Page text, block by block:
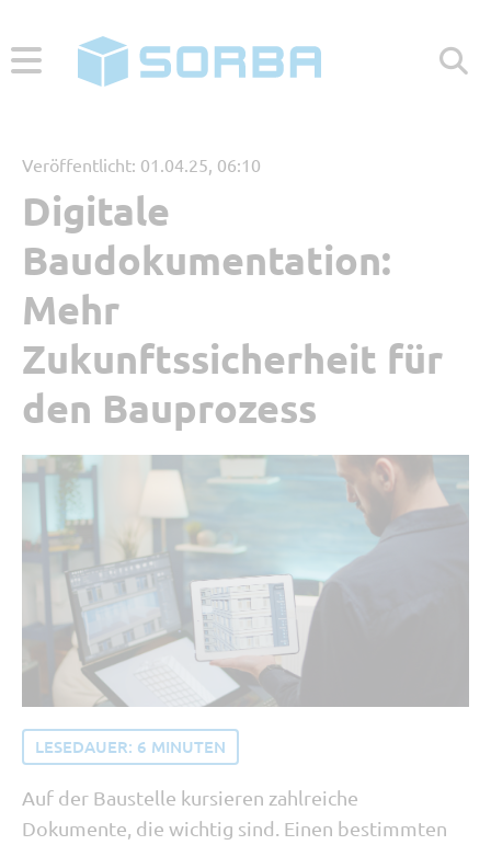
ABONNIERENZUR WEBSEITE
Menü
Aktuelle Beiträge
Beliebt
Kategorien
Digitales Arbeiten
Tipp vom Support
SORBA erleben
Buchhaltung und Recht
Software Updates
Veröffentlicht: 01.04.25, 06:10
Digitale
Baudokumentation:
Mehr
Zukunftssicherheit für
den Bauprozess
LESEDAUER: 6 MINUTEN
Auf der Baustelle kursieren zahlreiche
Dokumente, die wichtig sind. Einen bestimmten